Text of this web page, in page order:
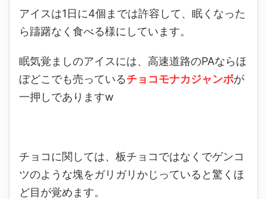
アイスは1日に4個までは許容して、眠くなった
ら躊躇なく食べる様にしています。
眠気覚ましのアイスには、高速道路のPAならほ
ぼどこでも売っているチョコモナカジャンボが
一押しでありますw
チョコに関しては、板チョコではなくでゲンコ
ツのような塊をガリガリかじっていると驚くほ
ど目が覚めます。